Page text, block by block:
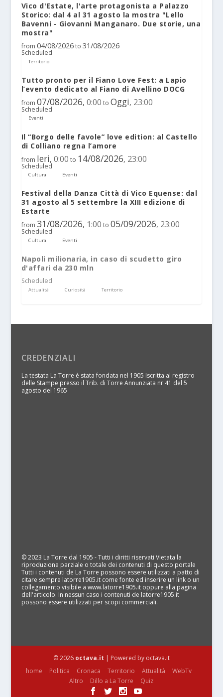
Vico d'Estate, l'arte protagonista a Palazzo
Storico: dal 4 al 31 agosto la mostra "Lello
Bavenni - Giovanni Manganaro. Due storie, una
mostra"
from 04/08/2026 to 31/08/2026
Scheduled
Territorio
Tutto pronto per il Fiano Love Fest: a Lapio
l’evento dedicato al Fiano di Avellino DOCG
from 07/08/2026, 0:00 to Oggi, 23:00
Scheduled
Eventi
Il “Borgo delle favole” love edition: al Castello
di Colliano regna l’amore
from Ieri, 0:00 to 14/08/2026, 23:00
Scheduled
Cultura Eventi
Festival della Danza Città di Vico Equense: dal
31 agosto al 5 settembre la XIII edizione di
Estarte
from 31/08/2026, 1:00 to 05/09/2026, 23:00
Scheduled
Cultura Eventi
Napoli milionaria, in caso di scudetto giro
d'affari da 230 mln
Scheduled
Attualità Curiosità Territorio
CREDENZIALI
La testata La Torre è stata fondata nel 1905 Iscritta al registro
delle Stampe presso il Trib. di Torre Annunziata nr 41 del 5
agosto del 1965
© 2023 La Torre dal 1905 - Tutti i diritti riservati Vietata la
riproduzione parziale o totale dei contenuti di questo portale
Tutti i contenuti de La Torre possono essere utilizzati a patto di
citare sempre latorre1905.it come fonte ed inserire un link o un
collegamento visibile a www.latorre1905.it oppure alla pagina
dell'articolo. In nessun caso i contenuti de latorre1905.it
possono essere utilizzati per scopi commerciali.
© 2026 octava.it | Powered by octava.it
home
Politica Cronaca Territorio Attualità
WebTv
Altro
Dillo a La Torre Quiz